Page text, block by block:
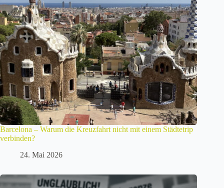
Barcelona – Warum die Kreuzfahrt nicht mit einem Städtetrip
verbinden?
24. Mai 2026